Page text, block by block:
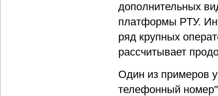
дополнительных
платформы РТУ.
ряд крупных
рассчитывает
Один из примеров
телефонный